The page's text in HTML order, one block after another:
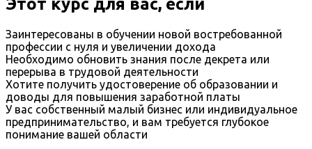
Этот курс для вас, если
Заинтересованы в обучении новой востребованной
профессии с нуля и увеличении дохода
Необходимо обновить знания после декрета или
перерыва в трудовой деятельности
Хотите получить удостоверение об образовании и
доводы для повышения заработной платы
У вас собственный малый бизнес или индивидуальное
предпринимательство, и вам требуется глубокое
понимание вашей области